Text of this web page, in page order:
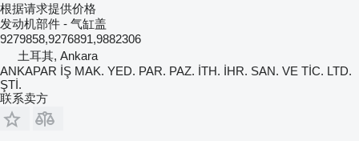
根据请求提供价格
发动机部件 - 气缸盖
9279858,9276891,9882306
土耳其, Ankara
ANKAPAR İŞ MAK. YED. PAR. PAZ. İTH. İHR. SAN. VE TİC. LTD.
ŞTİ.
联系卖方